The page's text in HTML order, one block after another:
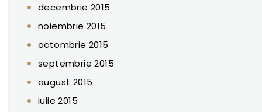
decembrie 2015
noiembrie 2015
octombrie 2015
septembrie 2015
august 2015
iulie 2015